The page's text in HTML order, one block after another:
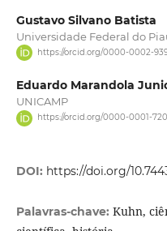
Gustavo Silvano Batista
Universidade Federal do
https://orcid.org/0000-0002-
Eduardo Marandola
UNICAMP
https://orcid.org/0000-0001-
DOI: https://doi.org/
Palavras-chave: Kuhn,